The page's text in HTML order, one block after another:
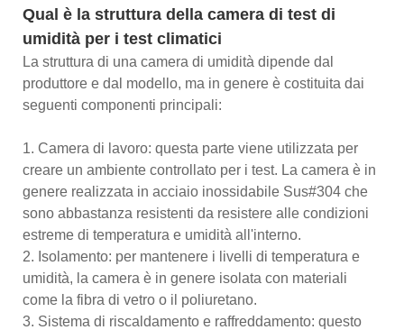
Qual è la struttura della camera di test di
umidità per i test climatici
La struttura di una camera di umidità dipende dal
produttore e dal modello, ma in genere è costituita dai
seguenti componenti principali:
1. Camera di lavoro: questa parte viene utilizzata per
creare un ambiente controllato per i test. La camera è in
genere realizzata in acciaio inossidabile Sus#304 che
sono abbastanza resistenti da resistere alle condizioni
estreme di temperatura e umidità all'interno.
2. Isolamento: per mantenere i livelli di temperatura e
umidità, la camera è in genere isolata con materiali
come la fibra di vetro o il poliuretano.
3. Sistema di riscaldamento e raffreddamento: questo